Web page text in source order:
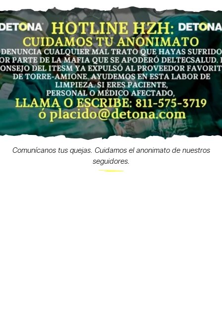
Comunícanos tus quejas. Cuidamos el anonimato de nuestros
seguidores.